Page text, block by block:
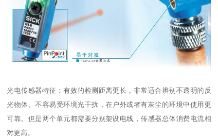
光电传感器特征：有效的检测距离更长，非常适合辨别不透明的反
光物体。不容易受环境光干扰，在户外或者有灰尘的环境中使用更
可靠。但是两个单元都需要分别架设电线，传感器总体消费电流相
对更高。